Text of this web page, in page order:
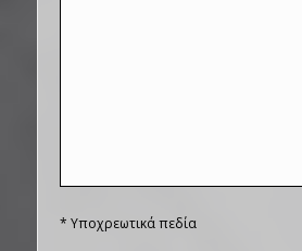
* Υποχρεωτικά πεδία